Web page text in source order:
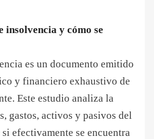
insolvencia y cómo se
es un documento emitido
y financiero exhaustivo de
Este estudio analiza la
gastos, activos y pasivos del
efectivamente se encuentra